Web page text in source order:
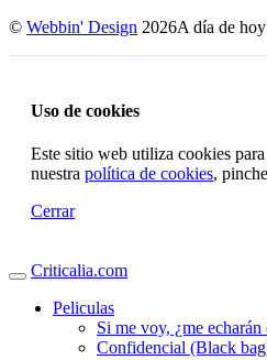
© Webbin' Design 2026A día de
Uso de cookies
Este sitio web utiliza cookies
nuestra política de cookies,
Cerrar
Criticalia.com
Peliculas
Si me voy, ¿me echarán
Confidencial (Black